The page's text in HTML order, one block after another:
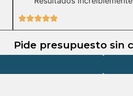
Pide presupuesto sin